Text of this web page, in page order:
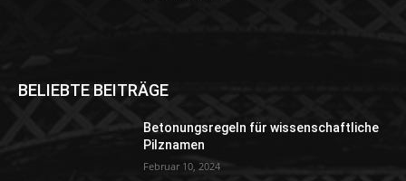
BELIEBTE BEITRÄGE
Betonungsregeln für wissenschaftliche
Pilznamen
Februar 10, 2024